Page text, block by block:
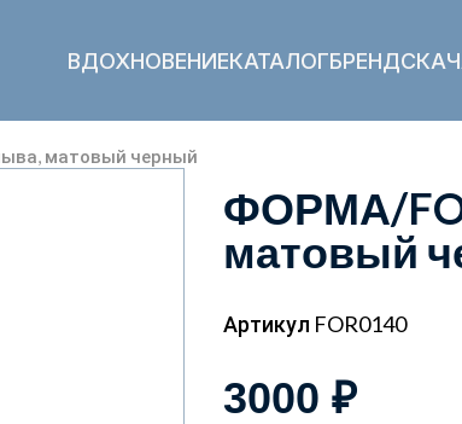
ВДОХНОВЕНИЕКАТАЛОГБРЕНД
матовый черный
ФОРМА/
матовый
Артикул FOR0140
3000 ₽